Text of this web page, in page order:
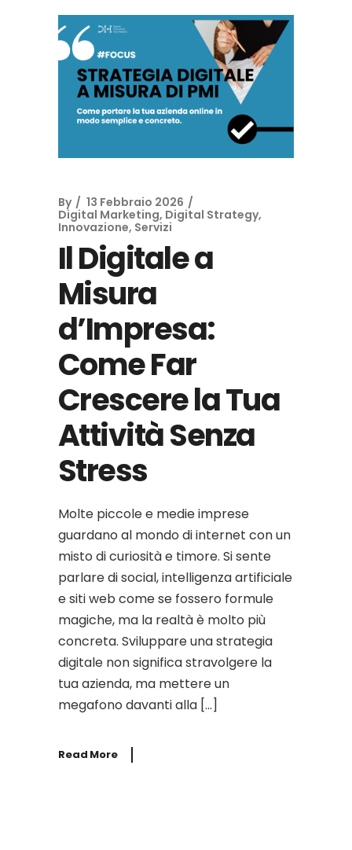
By
13 Febbraio 2026
Digital Marketing, Digital Strategy,
Innovazione, Servizi
Il Digitale a
Misura
d’Impresa:
Come Far
Crescere la Tua
Attività Senza
Stress
Molte piccole e medie imprese
guardano al mondo di internet con un
misto di curiosità e timore. Si sente
parlare di social, intelligenza artificiale
e siti web come se fossero formule
magiche, ma la realtà è molto più
concreta. Sviluppare una strategia
digitale non significa stravolgere la
tua azienda, ma mettere un
megafono davanti alla […]
Read More